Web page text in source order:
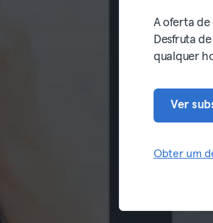
A oferta de
Desfruta
qualquer
Ver
Obter um